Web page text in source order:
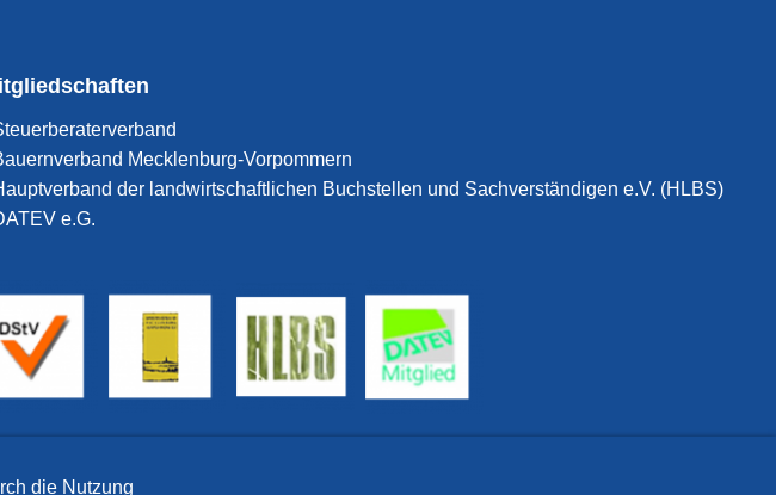
Mecklenburg-Vorpommern
der landwirtschaftlichen Buchstellen und Sachverständigen e.V. (HLBS)
e.G.
die Nutzung